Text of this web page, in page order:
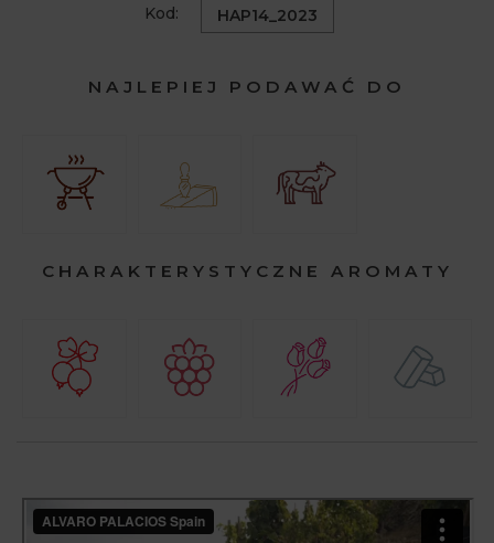
Kod: HAP14_2023
NAJLEPIEJ PODAWAĆ DO
CHARAKTERYSTYCZNE AROMATY